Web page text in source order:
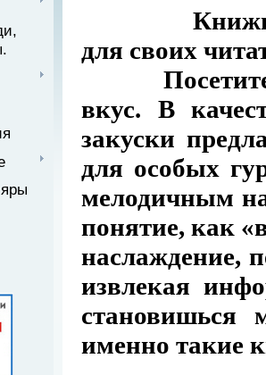
для своих
вкус. В
закуски
для особых
мелодичным
понятие, как
наслаждение,
извлекая
становишься
именно такие